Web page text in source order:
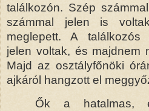
találkozón. Szép
számmal jelen is
meglepett. A találkozós
jelen voltak, és majdnem
Majd az osztályfőnöki
ajkáról hangzott el
Ők a hatalmas,